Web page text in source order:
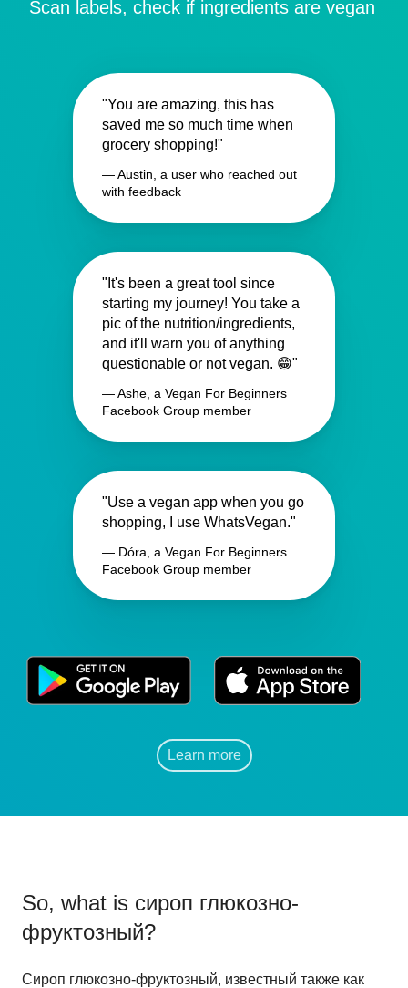
Scan labels, check if ingredients are vegan
"You are amazing, this has
saved me so much time when
grocery shopping!"
— Austin, a user who reached out
with feedback
"It's been a great tool since
starting my journey! You take a
pic of the nutrition/ingredients,
and it'll warn you of anything
questionable or not vegan. 😁"
— Ashe, a Vegan For Beginners
Facebook Group member
"Use a vegan app when you go
shopping, I use WhatsVegan."
— Dóra, a Vegan For Beginners
Facebook Group member
Learn more
So, what is сироп глюкозно-
фруктозный?
Сироп глюкозно-фруктозный, известный также как